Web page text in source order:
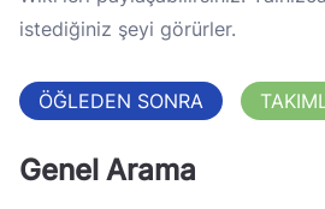
istediğiniz şeyi görürler.
ÖĞLEDEN SONRA
Genel Arama